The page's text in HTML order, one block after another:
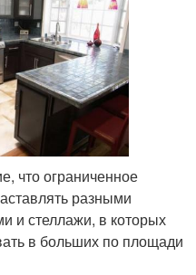
что ограниченное
разными
и стеллажи, в которых
в больших по площади